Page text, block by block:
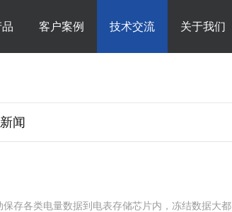
客户案例 技术交流 关于我们
闻
存各类电量数据到电表存储芯片内，冻结数据大都